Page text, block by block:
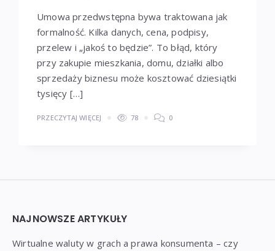
Umowa przedwstępna bywa traktowana jak
formalność. Kilka danych, cena, podpisy,
przelew i „jakoś to będzie”. To błąd, który
przy zakupie mieszkania, domu, działki albo
sprzedaży biznesu może kosztować dziesiątki
tysięcy […]
PRZECZYTAJ WIĘCEJ 78 0
Widgets
NAJNOWSZE ARTYKUŁY
Wirtualne waluty w grach a prawa konsumenta – czy